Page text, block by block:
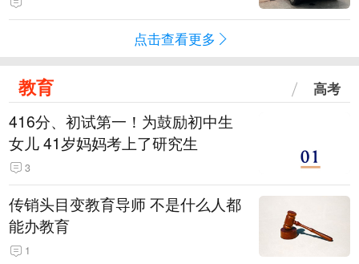
点击查看更多
教育 高考
416分、初试第一！为鼓励初中生
女儿 41岁妈妈考上了研究生
3
传销头目变教育导师 不是什么人都
能办教育
1